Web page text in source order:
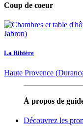
Coup de coeur
La Ribière
Haute Provence
À propos de
Découvrez les